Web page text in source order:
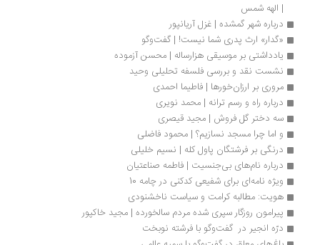
| الهه شمس
درباره شهر گمشده | غزل آریانپور
«گدار» ارث پدری شما نیست! | گفت‌وگو
یادداشتی بر موسیقی هزارساله | محسن آزموده
نشست نقد و بررسی فلسفه تحلیلی وحید
مروری بر ارزان‌خورها | فاطیما احمدی
درباره راه و رسم ترانه | محمد نویری
سه دختر گل فروش | مجید قیصری
و اما چرا مسجد نسازیم؟ | محمود فاضلی
درنگی بر فرشتگان پاول کله | نسیم خلیلی
درباره نام‌های بی‌جنسیت | فاطمه صناعتیان
ویژه نامه‌ای برای شفیعی کدکنی در چامه 10
هویت: مطالبه کرامت و سیاست ناخشنودی
پیرامون روزگار سپری شده مردم سالخورده | مجید خاکپور
درّه انجیر در  گفت‌وگو با فرشته نوبخت